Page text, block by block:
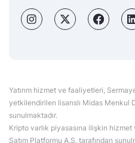
Yatırım hizmet ve faaliyetleri,
yetkilendirilen lisanslı Midas Menkul
sunulmaktadır.
Kripto varlık piyasasına ilişkin
Satım Platformu A.Ş. tarafından